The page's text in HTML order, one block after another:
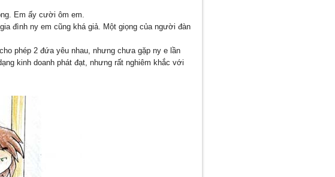
Em ấy cười ôm em.
đình ny em cũng khá giả. Một giọng của người đàn
phép 2 đứa yêu nhau, nhưng chưa gặp ny e lần
kinh doanh phát đạt, nhưng rất nghiêm khắc với